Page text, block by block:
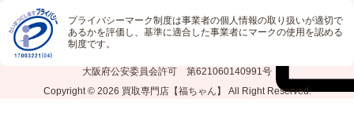
プライバシーマーク制度は事業者の個人情報の取り扱いが適切で
あるかを評価し、基準に適合した事業者にマークの使用を認める
制度です。
大阪府公安委員会許可 第621060140991号
Copyright © 2026 買取専門店【福ちゃん】 All Right Reserved.